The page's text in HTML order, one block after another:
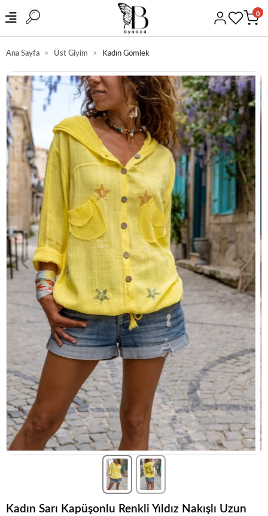
0
GÜVENLİ ALIŞVERİŞ
Ana Sayfa Üst Giyim Kadın Gömlek
Kadın Sarı Kapüşonlu Renkli Yıldız Nakışlı Uzun